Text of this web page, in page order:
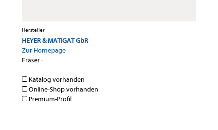
Hersteller
HEYER & MATIGAT GbR
Zur Homepage
Fräser·
Katalog vorhanden
Online-Shop vorhanden
Premium-Profil